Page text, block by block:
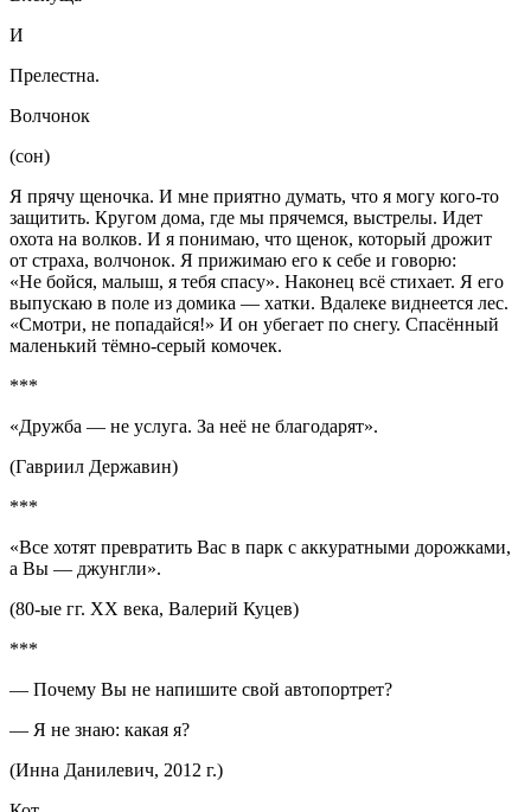
И
Прелестна.
Волчонок
(сон)
Я прячу щеночка. И мне приятно думать, что я могу кого-то
защитить. Кругом дома, где мы прячемся, выстрелы. Идет
охота на волков. И я понимаю, что щенок, который дрожит
от страха, волчонок. Я прижимаю его к себе и говорю:
«Не бойся, малыш, я тебя спасу». Наконец всё стихает. Я его
выпускаю в поле из домика — хатки. Вдалеке виднеется лес.
«Смотри, не попадайся!» И он убегает по снегу. Спасённый
маленький тёмно-серый комочек.
***
«Дружба — не услуга. За неё не благодарят».
(Гавриил Державин)
***
«Все хотят превратить Вас в парк с аккуратными дорожками,
а Вы — джунгли».
(80-ые гг. XX века, Валерий Куцев)
***
— Почему Вы не напишите свой автопортрет?
— Я не знаю: какая я?
(Инна Данилевич, 2012 г.)